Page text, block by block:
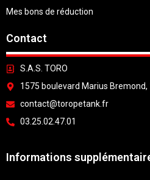
Mes bons de réduction
Contact
S.A.S. TORO
1575 boulevard Marius
contact@toropetank.fr
03.25.02.47.01
Informations